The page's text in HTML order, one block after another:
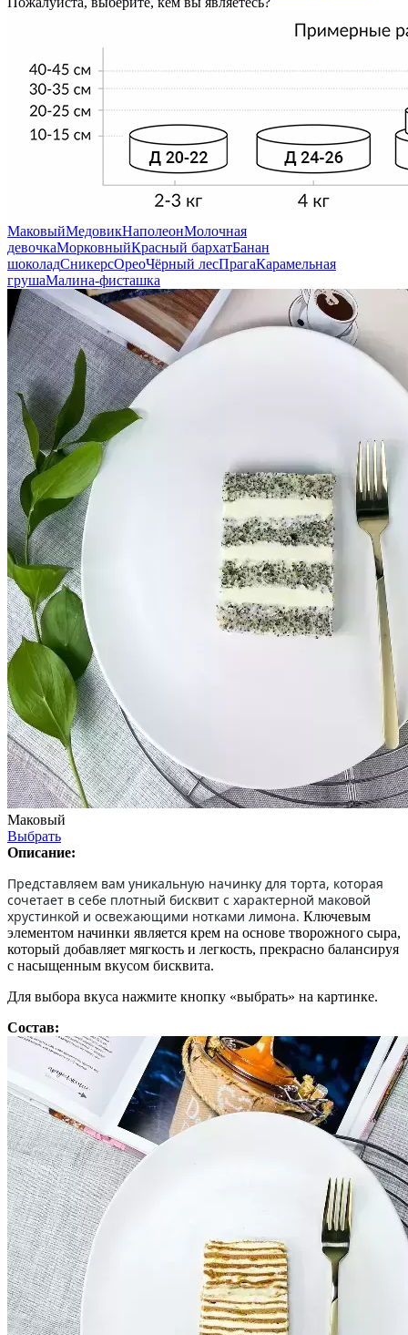
МаковыйМедовикНаполеонМолочная
девочкаМорковныйКрасный бархатБанан
шоколадСникерсОреоЧёрный лесПрагаКарамельная
грушаМалина-фисташка
Маковый
Выбрать
Описание:
Представляем вам уникальную начинку для торта, которая
сочетает в себе плотный бисквит с характерной маковой
хрустинкой и освежающими нотками лимона. Ключевым
элементом начинки является крем на основе творожного сыра,
который добавляет мягкость и легкость, прекрасно балансируя
с насыщенным вкусом бисквита.
Для выбора вкуса нажмите кнопку «выбрать» на картинке.
Состав: